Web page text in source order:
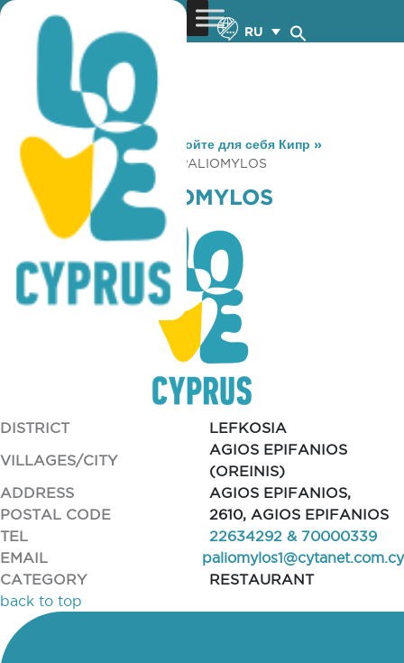
RU
You are here: Home »Откройте для себя Кипр »
Gastronomy
» KENTRO O PALIOMYLOS
KENTRO O PALIOMYLOS
DISTRICT
LEFKOSIA
VILLAGES/CITY
AGIOS EPIFANIOS
(OREINIS)
ADDRESS
AGIOS EPIFANIOS,
POSTAL CODE
2610, AGIOS EPIFANIOS
TEL
22634292 & 70000339
EMAIL
paliomylos1@cytanet.com.cy
CATEGORY
RESTAURANT
back to top